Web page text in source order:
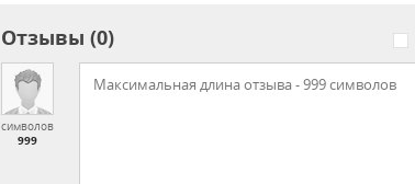
Отзывы (0)
символов
999